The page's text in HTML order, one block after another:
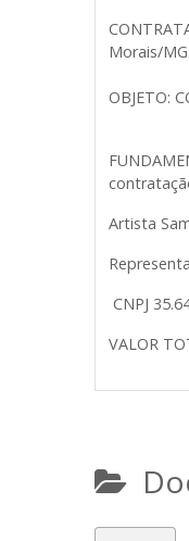
Morais/MG.
OBJETO:
Artista
CNPJ
VALOR